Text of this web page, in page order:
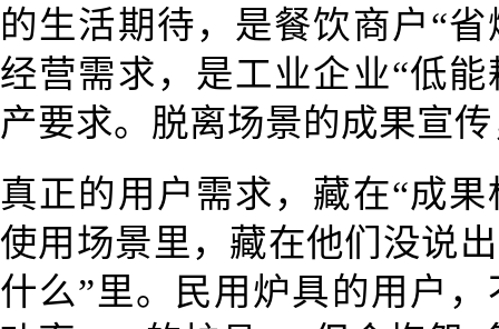
的生活期待，是餐饮商户“
经营需求，是工业企业“低
产要求。脱离场景的成果宣
真正的用户需求，藏在“成
使用场景里，藏在他们没说
什么”里。民用炉具的用户